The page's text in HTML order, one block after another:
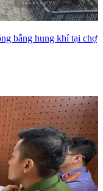
bằng hung khí tại chợ